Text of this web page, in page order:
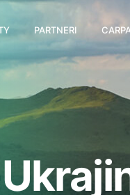
PARTNERI